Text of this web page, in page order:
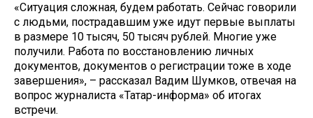
«Ситуация сложная, будем работать. Сейчас говорили
с людьми, пострадавшим уже идут первые выплаты
в размере 10 тысяч, 50 тысяч рублей. Многие уже
получили. Работа по восстановлению личных
документов, документов о регистрации тоже в ходе
завершения», – рассказал Вадим Шумков, отвечая на
вопрос журналиста «Татар-информа» об итогах
встречи.